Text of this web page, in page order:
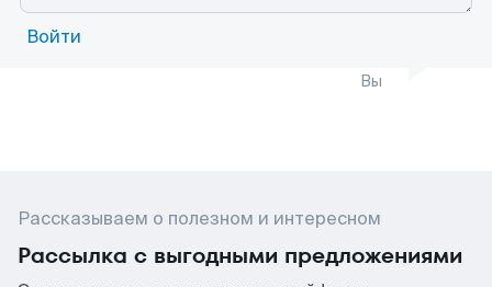
Войти
Вы
Рассказываем о полезном и интересном
Рассылка с выгодными предложениями